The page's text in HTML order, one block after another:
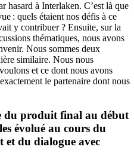
hasard à Interlaken. C’est là que
: quels étaient nos défis à ce
y contribuer ? Ensuite, sur la
thématiques, nous avons
Nous sommes deux
similaire. Nous nous
et ce dont nous avons
le partenaire dont nous
du produit final au début
évolué au cours du
et du dialogue avec